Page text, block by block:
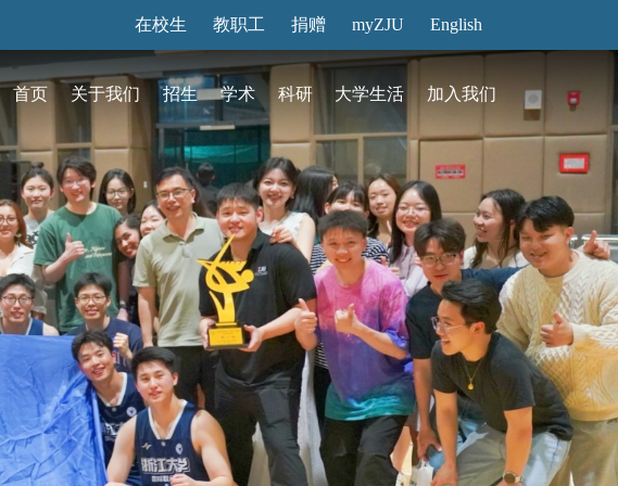
在校生 教职工 捐赠 myZJU English
首页 关于我们
云看校园
组织机构
校园地图
访客预约
展厅预约
招生
研究生招生
通知动态
国际生招生
学术
机构&活动
语言中心
图书馆
书院
科研
科研动态
技术转化
大学生活
活力在国际校区
加入我们
人物故事